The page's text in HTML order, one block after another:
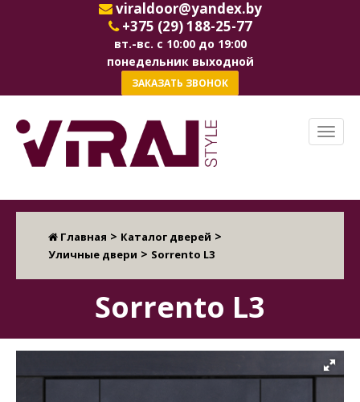
viraldoor@yandex.by
+375 (29) 188-25-77
вт.-вс. с 10:00 до 19:00
понедельник выходной
ЗАКАЗАТЬ ЗВОНОК
Главная > Каталог дверей >
Уличные двери > Sorrento L3
Sorrento L3